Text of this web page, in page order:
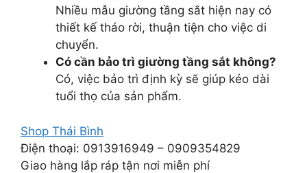
Nhiều mẫu giường tầng sắt hiện nay có
thiết kế tháo rời, thuận tiện cho việc di
chuyển.
Có cần bảo trì giường tầng sắt không?
Có, việc bảo trì định kỳ sẽ giúp kéo dài
tuổi thọ của sản phẩm.
Shop Thái Bình
Điện thoại: 0913916949 – 0909354829
Giao hàng lắp ráp tận nơi miễn phí